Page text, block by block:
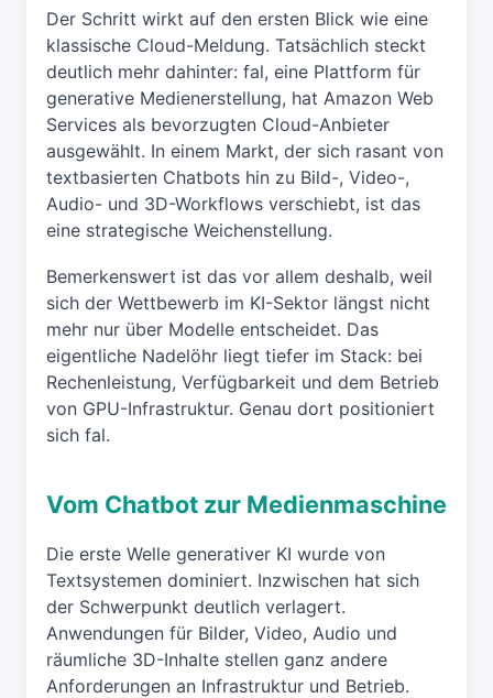
Der Schritt wirkt auf den ersten Blick wie eine
klassische Cloud-Meldung. Tatsächlich steckt
deutlich mehr dahinter: fal, eine Plattform für
generative Medienerstellung, hat Amazon Web
Services als bevorzugten Cloud-Anbieter
ausgewählt. In einem Markt, der sich rasant von
textbasierten Chatbots hin zu Bild-, Video-,
Audio- und 3D-Workflows verschiebt, ist das
eine strategische Weichenstellung.
Bemerkenswert ist das vor allem deshalb, weil
sich der Wettbewerb im KI-Sektor längst nicht
mehr nur über Modelle entscheidet. Das
eigentliche Nadelöhr liegt tiefer im Stack: bei
Rechenleistung, Verfügbarkeit und dem Betrieb
von GPU-Infrastruktur. Genau dort positioniert
sich fal.
Vom Chatbot zur Medienmaschine
Die erste Welle generativer KI wurde von
Textsystemen dominiert. Inzwischen hat sich
der Schwerpunkt deutlich verlagert.
Anwendungen für Bilder, Video, Audio und
räumliche 3D-Inhalte stellen ganz andere
Anforderungen an Infrastruktur und Betrieb.